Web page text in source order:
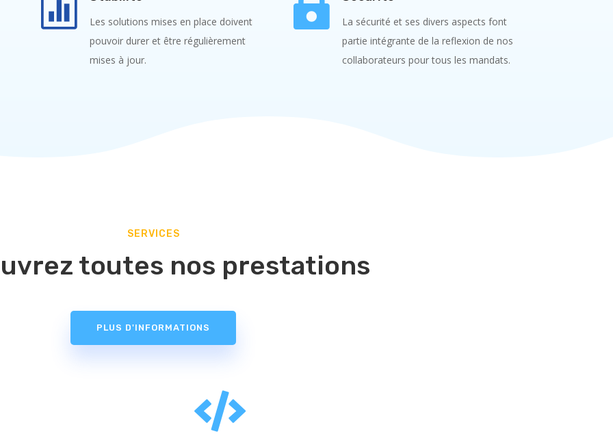

Les solutions mises en place doivent
pouvoir durer et être régulièrement
mises à jour.

La sécurité et ses divers aspects font
partie intégrante de la reflexion de nos
collaborateurs pour tous les mandats.
SERVICES
toutes nos prestations
PLUS D'INFORMATIONS
